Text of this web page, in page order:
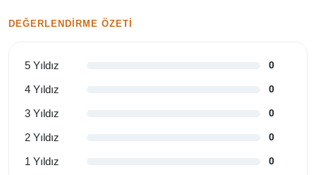
DEĞERLENDIRME ÖZETI
5 Yıldız 0
4 Yıldız 0
3 Yıldız 0
2 Yıldız 0
1 Yıldız 0